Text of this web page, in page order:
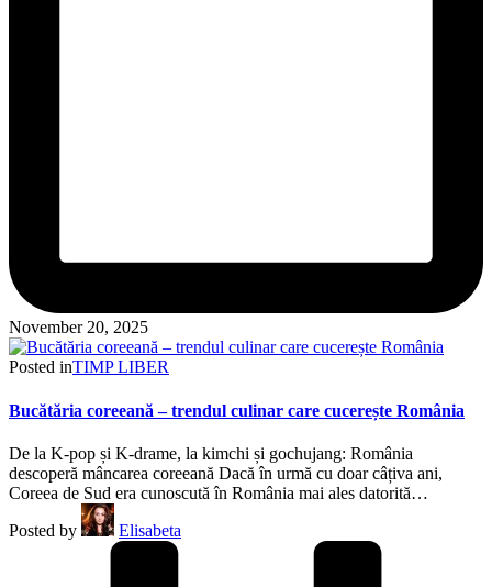
November 20, 2025
Posted inTIMP LIBER
Bucătăria coreeană – trendul culinar care cucerește România
De la K-pop și K-drame, la kimchi și gochujang: România
descoperă mâncarea coreeană Dacă în urmă cu doar câțiva ani,
Coreea de Sud era cunoscută în România mai ales datorită…
Posted by
Elisabeta